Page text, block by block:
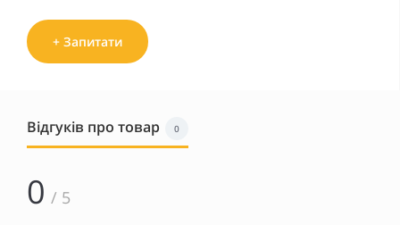
+ Запитати
Відгуків про товар 0
0 / 5